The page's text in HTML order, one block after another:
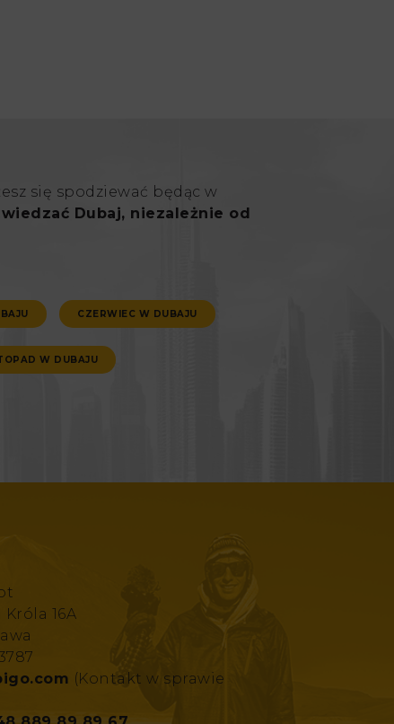
się spodziewać będąc w
Dubaj, niezależnie od
CZERWIEC W DUBAJU
W DUBAJU
16A
(Kontakt w sprawie